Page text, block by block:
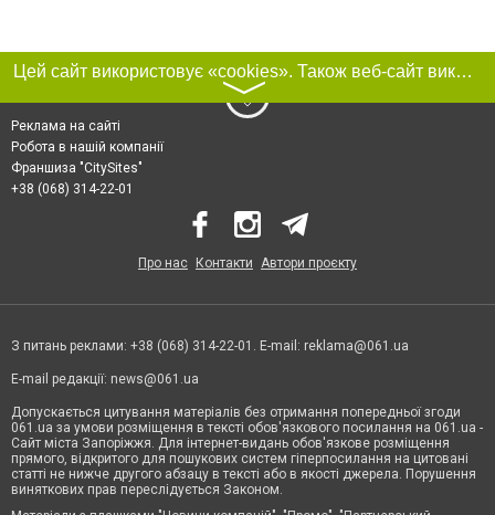
Цей сайт використовує «cookies». Також веб-сайт використовує інтернет-сервіс для збору технічних даних стосовно відвідувачів з метою отримання маркетингової та статистичної інформації. Умови обробки даних відвідувачів сайту див.
〉
Реклама на сайті
Робота в нашій компанії
Франшиза "CitySites"
+38 (068) 314-22-01
Про нас Контакти Автори проєкту
З питань реклами: +38 (068) 314-22-01. E-mail: reklama@061.ua
E-mail редакції: news@061.ua
Допускається цитування матеріалів без отримання попередньої згоди
061.ua за умови розміщення в тексті обов'язкового посилання на 061.ua -
Сайт міста Запоріжжя. Для інтернет-видань обов'язкове розміщення
прямого, відкритого для пошукових систем гіперпосилання на цитовані
статті не нижче другого абзацу в тексті або в якості джерела. Порушення
виняткових прав переслідується Законом.